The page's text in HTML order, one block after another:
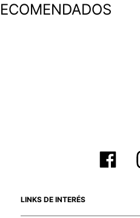
análisis
tu
LINKS DE INTERÉS